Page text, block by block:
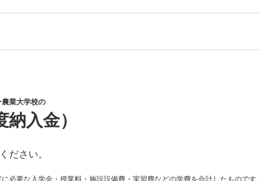
業大学校の
入金）
ださい。
必要な入学金・授業料・施設設備費・実習費などの学費を合計したものです。